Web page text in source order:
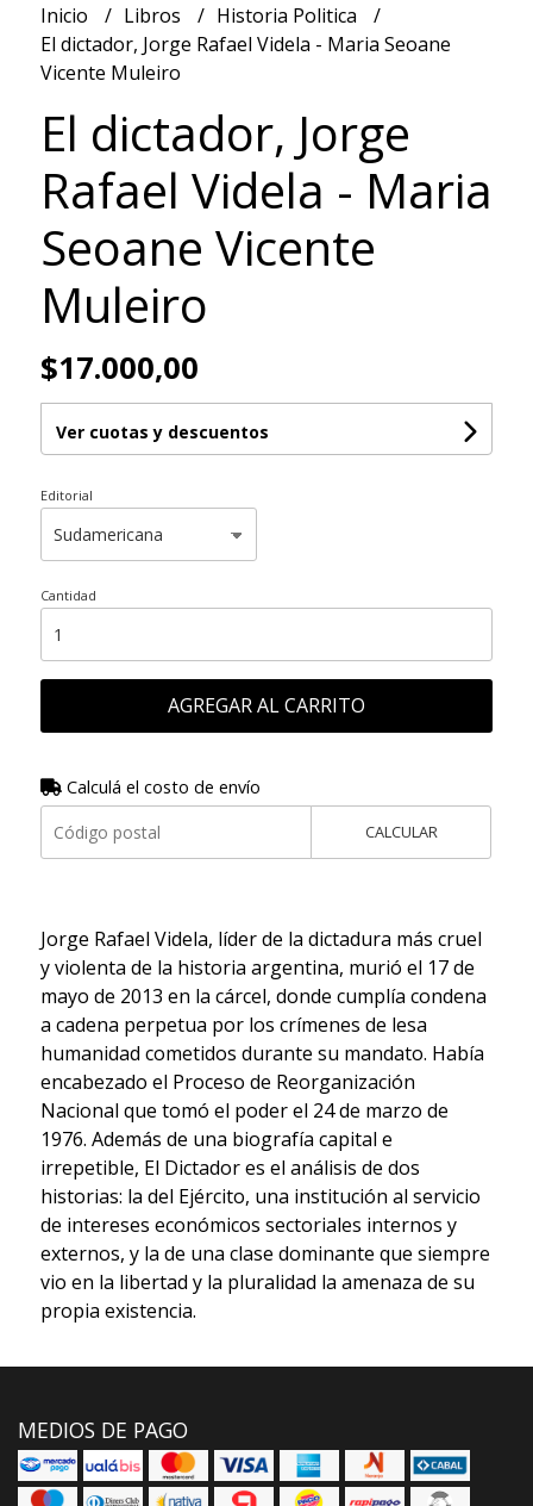
Inicio Libros
Historia Politica
El dictador, Jorge Rafael Videla - Maria Seoane
Vicente Muleiro
El dictador, Jorge
Rafael Videla - Maria
Seoane Vicente
Muleiro
$17.000,00
Ver cuotas y descuentos
Editorial
Cantidad
AGREGAR AL CARRITO
Calculá el costo de envío
CALCULAR
Jorge Rafael Videla, líder de la dictadura más cruel
y violenta de la historia argentina, murió el 17 de
mayo de 2013 en la cárcel, donde cumplía condena
a cadena perpetua por los crímenes de lesa
humanidad cometidos durante su mandato. Había
encabezado el Proceso de Reorganización
Nacional que tomó el poder el 24 de marzo de
1976. Además de una biografía capital e
irrepetible, El Dictador es el análisis de dos
historias: la del Ejército, una institución al servicio
de intereses económicos sectoriales internos y
externos, y la de una clase dominante que siempre
vio en la libertad y la pluralidad la amenaza de su
propia existencia.
MEDIOS DE PAGO